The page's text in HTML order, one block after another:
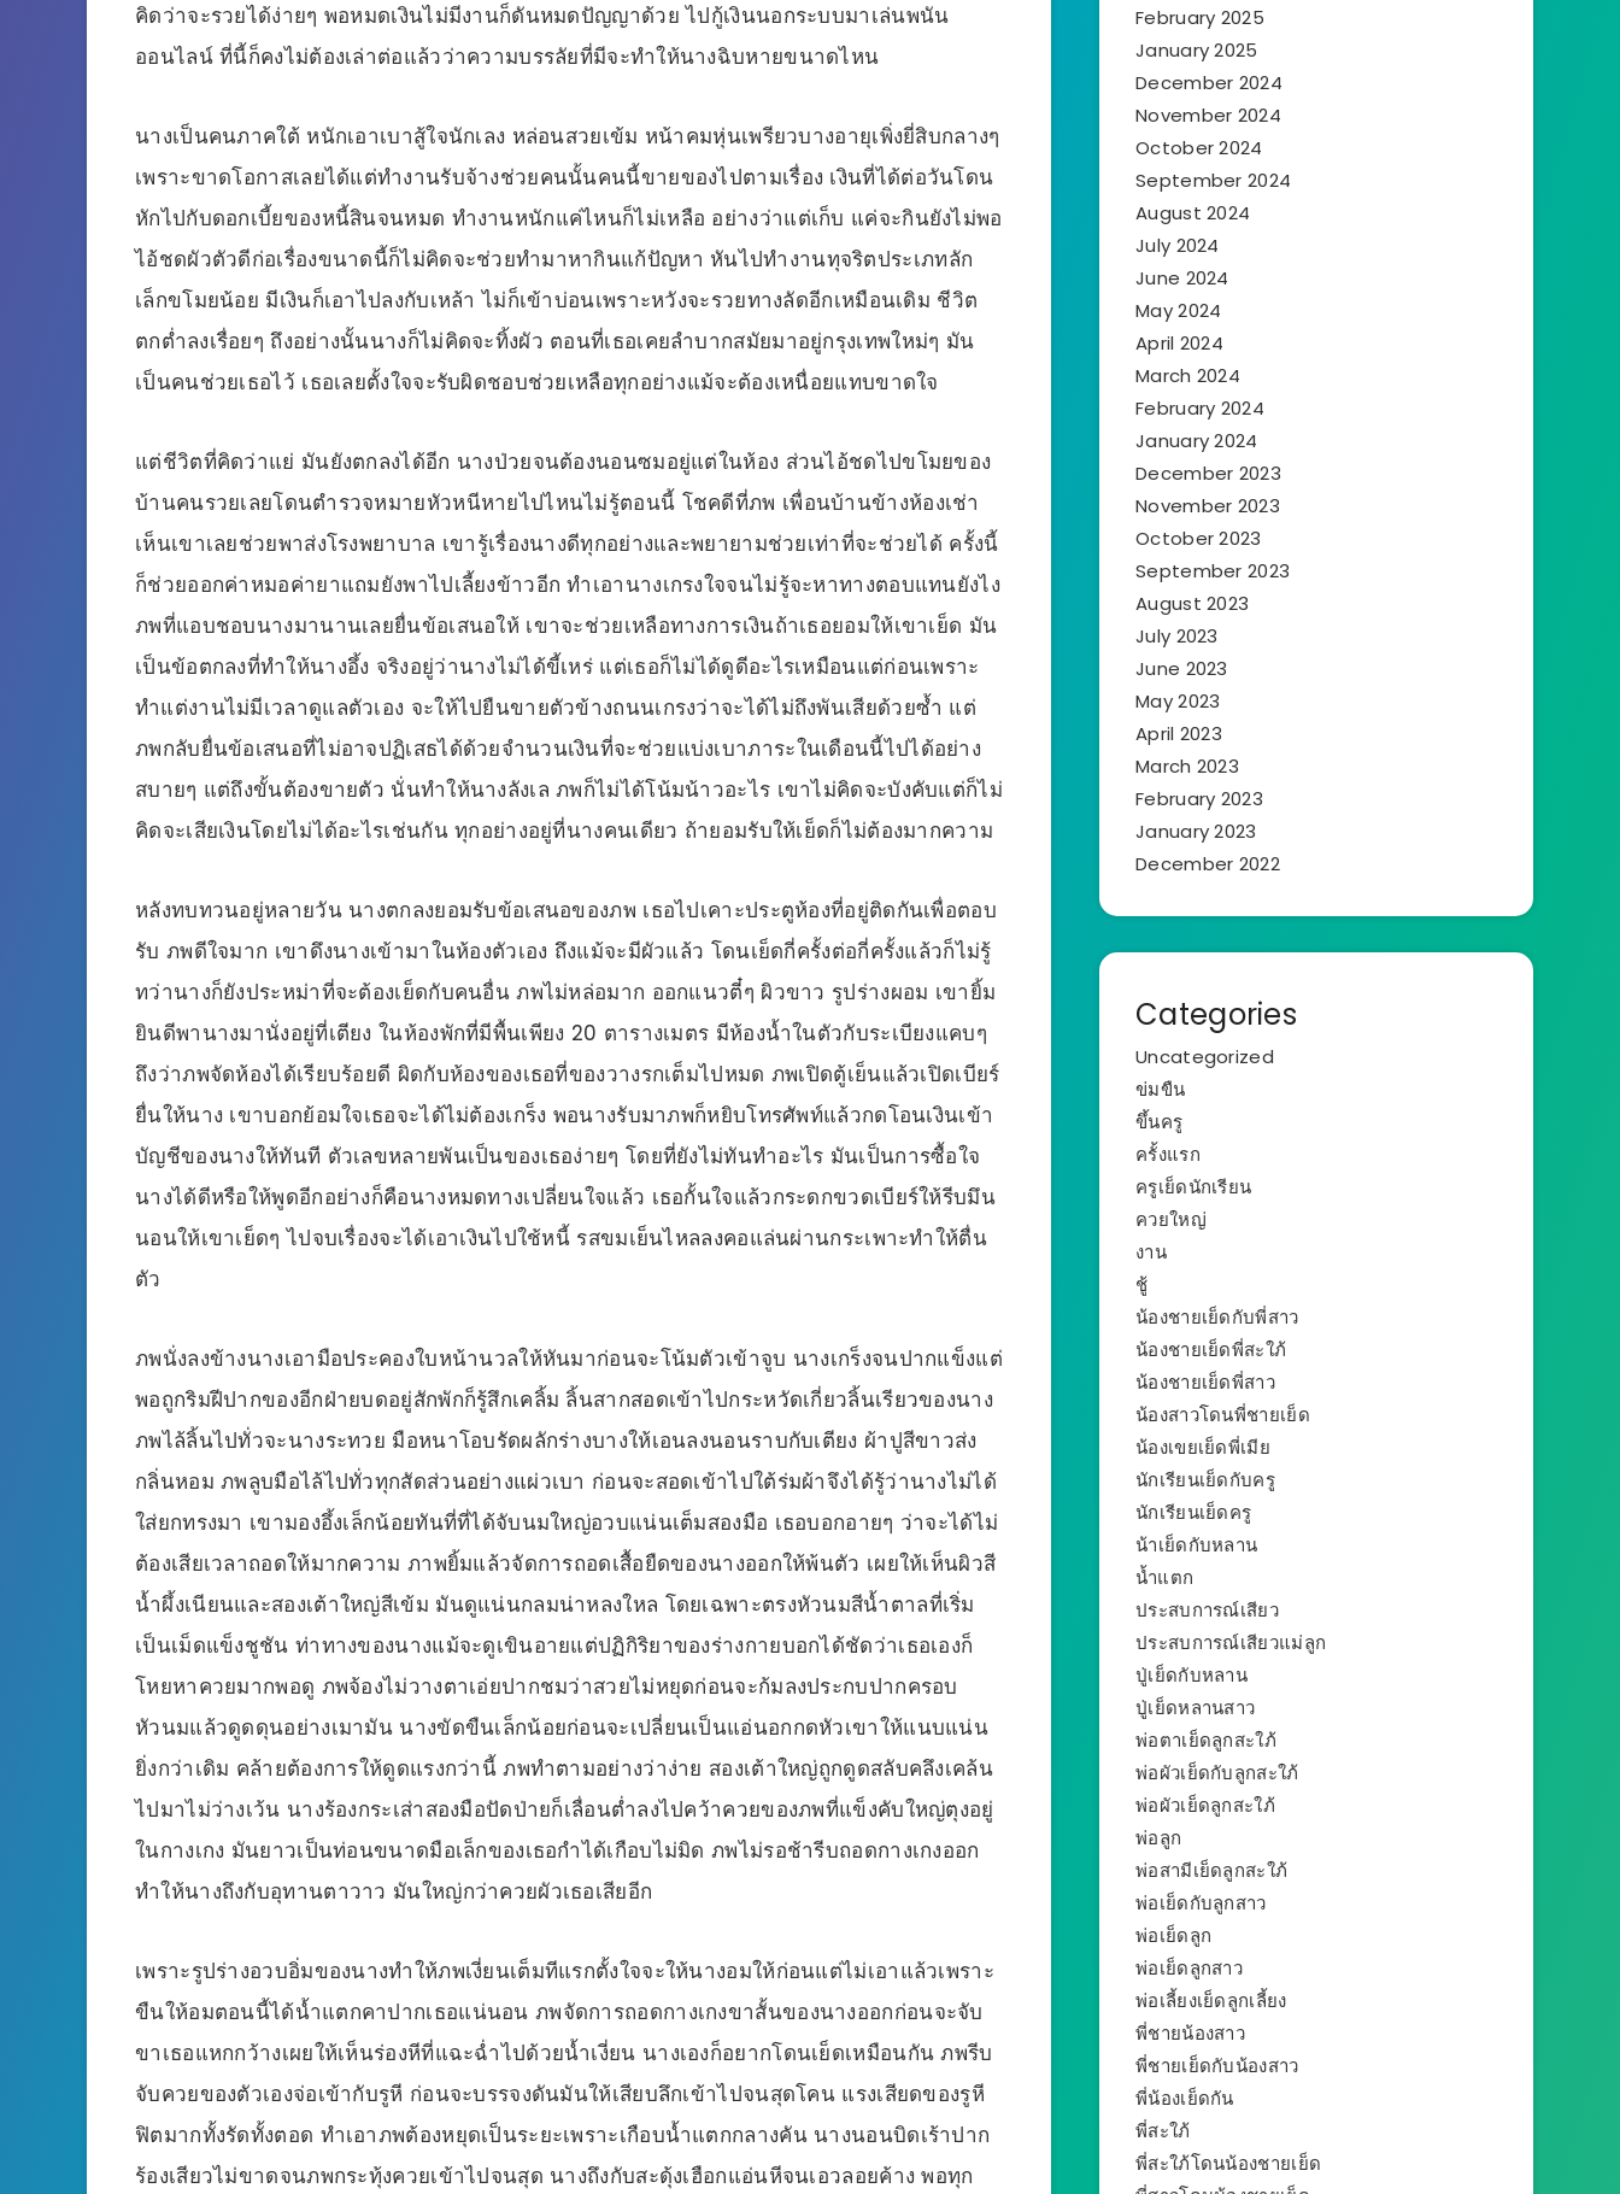
คิดว่าจะรวยได้ง่ายๆ พอหมดเงินไม่มีงานก็ดันหมดปัญญาด้วย ไปกู้เงินนอกระบบมาเล่นพนัน
ออนไลน์ ที่นี้ก็คงไม่ต้องเล่าต่อแล้วว่าความบรรลัยที่มีจะทำให้นางฉิบหายขนาดไหน
นางเป็นคนภาคใต้ หนักเอาเบาสู้ใจนักเลง หล่อนสวยเข้ม หน้าคมหุ่นเพรียวบางอายุเพิ่งยี่สิบกลางๆ
เพราะขาดโอกาสเลยได้แต่ทำงานรับจ้างช่วยคนนั้นคนนี้ขายของไปตามเรื่อง เงินที่ได้ต่อวันโดน
หักไปกับดอกเบี้ยของหนี้สินจนหมด ทำงานหนักแค่ไหนก็ไม่เหลือ อย่างว่าแต่เก็บ แค่จะกินยังไม่พอ
ไอ้ชดผัวตัวดีก่อเรื่องขนาดนี้ก็ไม่คิดจะช่วยทำมาหากินแก้ปัญหา หันไปทำงานทุจริตประเภทลัก
เล็กขโมยน้อย มีเงินก็เอาไปลงกับเหล้า ไม่ก็เข้าบ่อนเพราะหวังจะรวยทางลัดอีกเหมือนเดิม ชีวิต
ตกต่ำลงเรื่อยๆ ถึงอย่างนั้นนางก็ไม่คิดจะทิ้งผัว ตอนที่เธอเคยลำบากสมัยมาอยู่กรุงเทพใหม่ๆ มัน
เป็นคนช่วยเธอไว้ เธอเลยตั้งใจจะรับผิดชอบช่วยเหลือทุกอย่างแม้จะต้องเหนื่อยแทบขาดใจ
แต่ชีวิตที่คิดว่าแย่ มันยังตกลงได้อีก นางป่วยจนต้องนอนซมอยู่แต่ในห้อง ส่วนไอ้ชดไปขโมยของ
บ้านคนรวยเลยโดนตำรวจหมายหัวหนีหายไปไหนไม่รู้ตอนนี้ โชคดีที่ภพ เพื่อนบ้านข้างห้องเช่า
เห็นเขาเลยช่วยพาส่งโรงพยาบาล เขารู้เรื่องนางดีทุกอย่างและพยายามช่วยเท่าที่จะช่วยได้ ครั้งนี้
ก็ช่วยออกค่าหมอค่ายาแถมยังพาไปเลี้ยงข้าวอีก ทำเอานางเกรงใจจนไม่รู้จะหาทางตอบแทนยังไง
ภพที่แอบชอบนางมานานเลยยื่นข้อเสนอให้ เขาจะช่วยเหลือทางการเงินถ้าเธอยอมให้เขาเย็ด มัน
เป็นข้อตกลงที่ทำให้นางอึ้ง จริงอยู่ว่านางไม่ได้ขี้เหร่ แต่เธอก็ไม่ได้ดูดีอะไรเหมือนแต่ก่อนเพราะ
ทำแต่งานไม่มีเวลาดูแลตัวเอง จะให้ไปยืนขายตัวข้างถนนเกรงว่าจะได้ไม่ถึงพันเสียด้วยซ้ำ แต่
ภพกลับยื่นข้อเสนอที่ไม่อาจปฏิเสธได้ด้วยจำนวนเงินที่จะช่วยแบ่งเบาภาระในเดือนนี้ไปได้อย่าง
สบายๆ แต่ถึงขั้นต้องขายตัว นั่นทำให้นางลังเล ภพก็ไม่ได้โน้มน้าวอะไร เขาไม่คิดจะบังคับแต่ก็ไม่
คิดจะเสียเงินโดยไม่ได้อะไรเช่นกัน ทุกอย่างอยู่ที่นางคนเดียว ถ้ายอมรับให้เย็ดก็ไม่ต้องมากความ
หลังทบทวนอยู่หลายวัน นางตกลงยอมรับข้อเสนอของภพ เธอไปเคาะประตูห้องที่อยู่ติดกันเพื่อตอบ
รับ ภพดีใจมาก เขาดึงนางเข้ามาในห้องตัวเอง ถึงแม้จะมีผัวแล้ว โดนเย็ดกี่ครั้งต่อกี่ครั้งแล้วก็ไม่รู้
ทว่านางก็ยังประหม่าที่จะต้องเย็ดกับคนอื่น ภพไม่หล่อมาก ออกแนวตี๋ๆ ผิวขาว รูปร่างผอม เขายิ้ม
ยินดีพานางมานั่งอยู่ที่เตียง ในห้องพักที่มีพื้นเพียง 20 ตารางเมตร มีห้องน้ำในตัวกับระเบียงแคบๆ
ถึงว่าภพจัดห้องได้เรียบร้อยดี ผิดกับห้องของเธอที่ของวางรกเต็มไปหมด ภพเปิดตู้เย็นแล้วเปิดเบียร์
ยื่นให้นาง เขาบอกย้อมใจเธอจะได้ไม่ต้องเกร็ง พอนางรับมาภพก็หยิบโทรศัพท์แล้วกดโอนเงินเข้า
บัญชีของนางให้ทันที ตัวเลขหลายพันเป็นของเธอง่ายๆ โดยที่ยังไม่ทันทำอะไร มันเป็นการซื้อใจ
นางได้ดีหรือให้พูดอีกอย่างก็คือนางหมดทางเปลี่ยนใจแล้ว เธอกั้นใจแล้วกระดกขวดเบียร์ให้รีบมึน
นอนให้เขาเย็ดๆ ไปจบเรื่องจะได้เอาเงินไปใช้หนี้ รสขมเย็นไหลลงคอแล่นผ่านกระเพาะทำให้ตื่น
ตัว
ภพนั่งลงข้างนางเอามือประคองใบหน้านวลให้หันมาก่อนจะโน้มตัวเข้าจูบ นางเกร็งจนปากแข็งแต่
พอถูกริมฝีปากของอีกฝ่ายบดอยู่สักพักก็รู้สึกเคลิ้ม ลิ้นสากสอดเข้าไปกระหวัดเกี่ยวลิ้นเรียวของนาง
ภพไล้ลิ้นไปทั่วจะนางระทวย มือหนาโอบรัดผลักร่างบางให้เอนลงนอนราบกับเตียง ผ้าปูสีขาวส่ง
กลิ่นหอม ภพลูบมือไล้ไปทั่วทุกสัดส่วนอย่างแผ่วเบา ก่อนจะสอดเข้าไปใต้ร่มผ้าจึงได้รู้ว่านางไม่ได้
ใส่ยกทรงมา เขามองอึ้งเล็กน้อยทันที่ที่ได้จับนมใหญ่อวบแน่นเต็มสองมือ เธอบอกอายๆ ว่าจะได้ไม่
ต้องเสียเวลาถอดให้มากความ ภาพยิ้มแล้วจัดการถอดเสื้อยืดของนางออกให้พ้นตัว เผยให้เห็นผิวสี
น้ำผึ้งเนียนและสองเต้าใหญ่สีเข้ม มันดูแน่นกลมน่าหลงใหล โดยเฉพาะตรงหัวนมสีน้ำตาลที่เริ่ม
เป็นเม็ดแข็งชูชัน ท่าทางของนางแม้จะดูเขินอายแต่ปฏิกิริยาของร่างกายบอกได้ชัดว่าเธอเองก็
โหยหาควยมากพอดู ภพจ้องไม่วางตาเอ่ยปากชมว่าสวยไม่หยุดก่อนจะก้มลงประกบปากครอบ
หัวนมแล้วดูดดุนอย่างเมามัน นางขัดขืนเล็กน้อยก่อนจะเปลี่ยนเป็นแอ่นอกกดหัวเขาให้แนบแน่น
ยิ่งกว่าเดิม คล้ายต้องการให้ดูดแรงกว่านี้ ภพทำตามอย่างว่าง่าย สองเต้าใหญ่ถูกดูดสลับคลึงเคล้น
ไปมาไม่ว่างเว้น นางร้องกระเส่าสองมือปัดป่ายก็เลื่อนต่ำลงไปคว้าควยของภพที่แข็งคับใหญ่ตุงอยู่
ในกางเกง มันยาวเป็นท่อนขนาดมือเล็กของเธอกำได้เกือบไม่มิด ภพไม่รอช้ารีบถอดกางเกงออก
ทำให้นางถึงกับอุทานตาวาว มันใหญ่กว่าควยผัวเธอเสียอีก
เพราะรูปร่างอวบอิ่มของนางทำให้ภพเงี่ยนเต็มทีแรกตั้งใจจะให้นางอมให้ก่อนแต่ไม่เอาแล้วเพราะ
ขืนให้อมตอนนี้ได้น้ำแตกคาปากเธอแน่นอน ภพจัดการถอดกางเกงขาสั้นของนางออกก่อนจะจับ
ขาเธอแหกกว้างเผยให้เห็นร่องหีที่แฉะฉ่ำไปด้วยน้ำเงี่ยน นางเองก็อยากโดนเย็ดเหมือนกัน ภพรีบ
จับควยของตัวเองจ่อเข้ากับรูหี ก่อนจะบรรจงดันมันให้เสียบลึกเข้าไปจนสุดโคน แรงเสียดของรูหี
ฟิตมากทั้งรัดทั้งตอด ทำเอาภพต้องหยุดเป็นระยะเพราะเกือบน้ำแตกกลางคัน นางนอนบิดเร้าปาก
ร้องเสียวไม่ขาดจนภพกระทุ้งควยเข้าไปจนสุด นางถึงกับสะดุ้งเฮือกแอ่นหีจนเอวลอยค้าง พอทุก
February 2025
January 2025
December 2024
November 2024
October 2024
September 2024
August 2024
July 2024
June 2024
May 2024
April 2024
March 2024
February 2024
January 2024
December 2023
November 2023
October 2023
September 2023
August 2023
July 2023
June 2023
May 2023
April 2023
March 2023
February 2023
January 2023
December 2022
Categories
Uncategorized
ข่มขืน
ขึ้นครู
ครั้งแรก
ครูเย็ดนักเรียน
ควยใหญ่
งาน
ชู้
น้องชายเย็ดกับพี่สาว
น้องชายเย็ดพี่สะใภ้
น้องชายเย็ดพี่สาว
น้องสาวโดนพี่ชายเย็ด
น้องเขยเย็ดพี่เมีย
นักเรียนเย็ดกับครู
นักเรียนเย็ดครู
น้าเย็ดกับหลาน
น้ำแตก
ประสบการณ์เสียว
ประสบการณ์เสียวแม่ลูก
ปู่เย็ดกับหลาน
ปู่เย็ดหลานสาว
พ่อตาเย็ดลูกสะใภ้
พ่อผัวเย็ดกับลูกสะใภ้
พ่อผัวเย็ดลูกสะใภ้
พ่อลูก
พ่อสามีเย็ดลูกสะใภ้
พ่อเย็ดกับลูกสาว
พ่อเย็ดลูก
พ่อเย็ดลูกสาว
พ่อเลี้ยงเย็ดลูกเลี้ยง
พี่ชายน้องสาว
พี่ชายเย็ดกับน้องสาว
พี่น้องเย็ดกัน
พี่สะใภ้
พี่สะใภ้โดนน้องชายเย็ด